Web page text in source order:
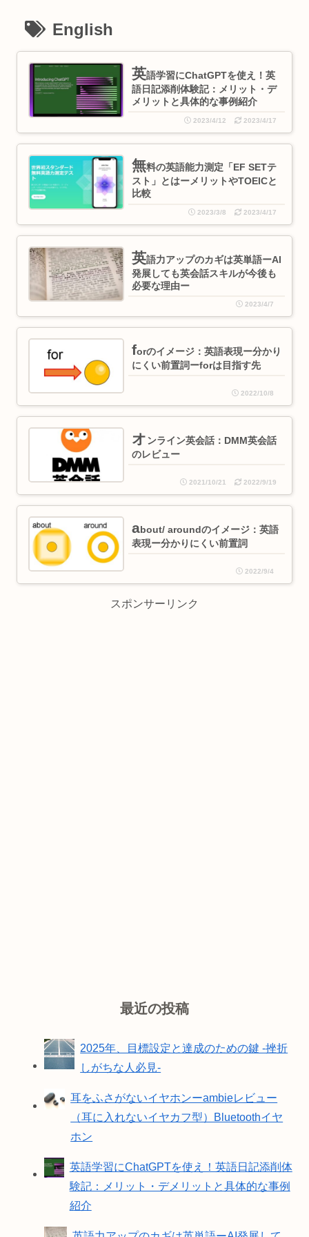
English
英語学習にChatGPTを使え！英
語日記添削体験記：メリット・デ
メリットと具体的な事例紹介
2023/4/12 2023/4/17
無料の英語能力測定「EF SETテ
スト」とはーメリットやTOEICと
比較
2023/3/8 2023/4/17
英語力アップのカギは英単語ーAI
発展しても英会話スキルが今後も
必要な理由ー
2023/4/7
forのイメージ：英語表現ー分かり
にくい前置詞ーforは目指す先
2022/10/8
オ ンライン英会話：DMM英会話
のレビュー
2021/10/21 2022/9/19
about/ aroundのイメージ：英語
表現ー分かりにくい前置詞
2022/9/4
スポンサーリンク
最近の投稿
2025年、目標設定と達成のための鍵 -挫折
しがちな人必見-
耳をふさがないイヤホンーambieレビュー
（耳に入れないイヤカフ型）Bluetoothイヤ
ホン
英語学習にChatGPTを使え！英語日記添削体
験記：メリット・デメリットと具体的な事例
紹介